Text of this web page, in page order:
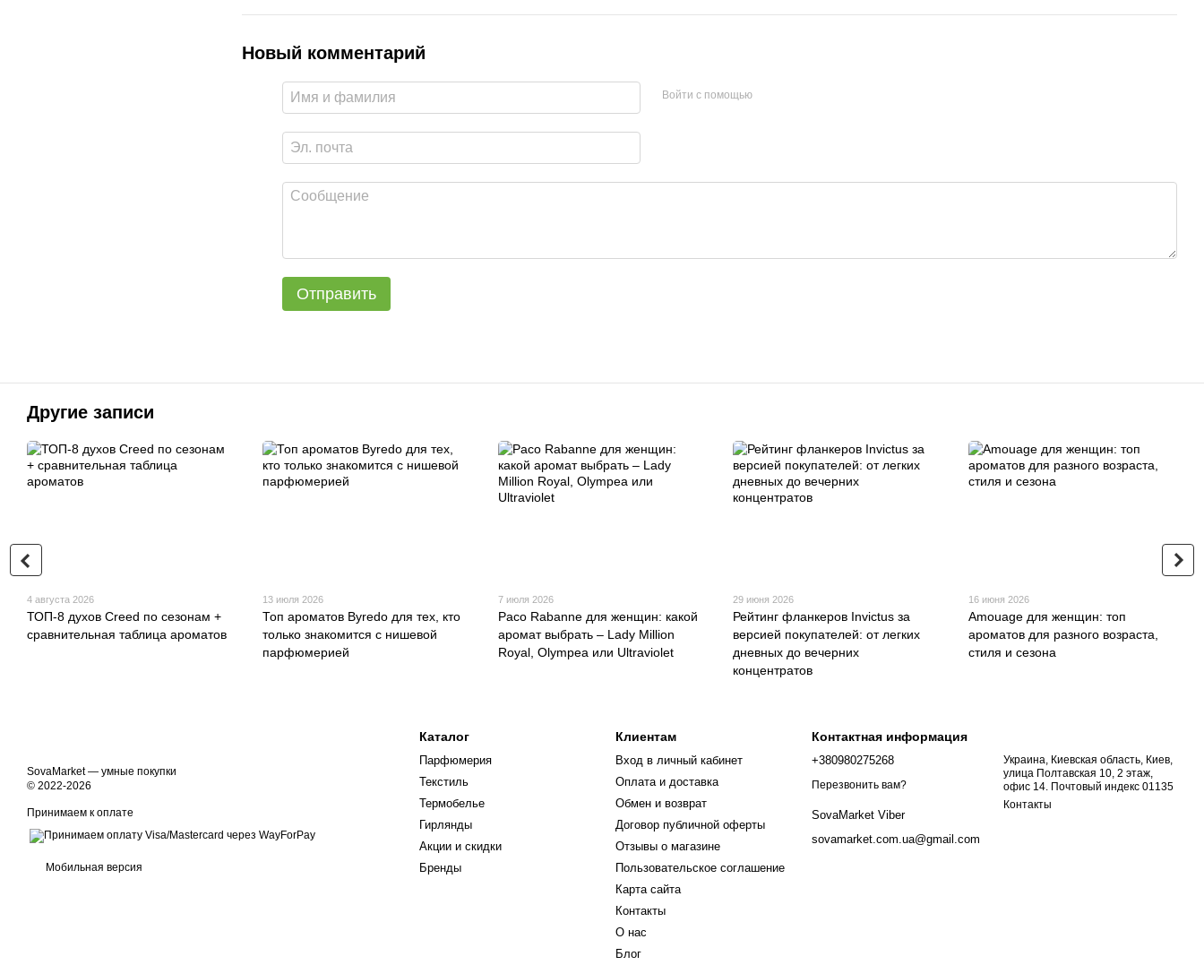
Новый комментарий
Войти с помощью
Отправить
Другие записи
4 августа 2026
ТОП-8 духов Creed по сезонам +
сравнительная таблица ароматов
13 июля 2026
Топ ароматов Byredo для тех, кто
только знакомится с нишевой
парфюмерией
7 июля 2026
Paco Rabanne для женщин: какой
аромат выбрать – Lady Million
Royal, Olympea или Ultraviolet
29 июня 2026
Рейтинг фланкеров Invictus за
версией покупателей: от легких
дневных до вечерних
концентратов
16 июня 2026
Amouage для женщин: топ
ароматов для разного возраста,
стиля и сезона
SovaMarket — умные покупки
© 2022-2026
Принимаем к оплате
Мобильная версия
Каталог
Парфюмерия
Текстиль
Термобелье
Гирлянды
Акции и скидки
Бренды
Клиентам
Вход в личный кабинет
Оплата и доставка
Обмен и возврат
Договор публичной оферты
Отзывы о магазине
Пользовательское соглашение
Карта сайта
Контакты
О нас
Блог
Контактная информация
+380980275268
Перезвонить вам?
SovaMarket Viber
sovamarket.com.ua@gmail.com
Украина, Киевская область, Киев,
улица Полтавская 10, 2 этаж,
офис 14. Почтовый индекс 01135
Контакты